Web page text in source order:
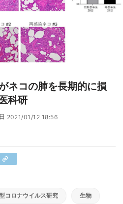
ネコの肺を長期的に損
科研
2021/01/12 18:56
コロナウイルス研究 生物